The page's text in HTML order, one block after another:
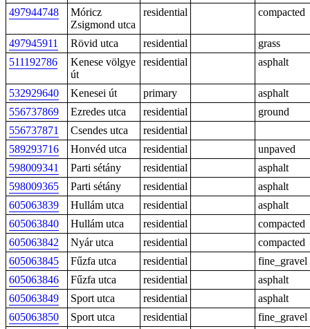
497944748
Móricz
Zsigmond utca
residential compacted
497945911 Rövid utca residential
grass
511192786
Kenese völgye
út
residential asphalt
532929640 Kenesei út primary
asphalt
556737869
Ezredes utca residential
ground
556737871
Csendes utca
residential
589293716
Honvéd utca residential
unpaved
598009341
Parti sétány residential
asphalt
598009365
Parti sétány residential
asphalt
605063839
Hullám utca residential
asphalt
605063840
Hullám utca residential
compacted
605063842
Nyár utca residential
compacted
605063845
Fűzfa utca residential
fine_gravel
605063846
Fűzfa utca residential
asphalt
605063849
Sport utca residential
asphalt
605063850
Sport utca residential
fine_gravel